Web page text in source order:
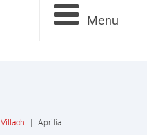
Menu
Villach Aprilia